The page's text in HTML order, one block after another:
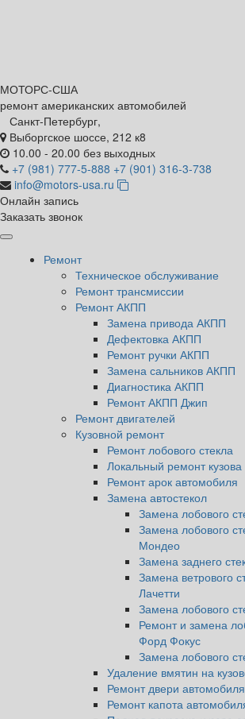
МОТОРС-США
ремонт американских автомобилей
Санкт-Петербург,
Выборгское шоссе, 212 к8
10.00 - 20.00 без выходных
+7 (981) 777-5-888 +7 (901) 316-3-738
info@motors-usa.ru
Онлайн запись
Заказать звонок
Ремонт
Техническое обслуживание
Ремонт трансмиссии
Ремонт АКПП
Замена привода АКПП
Дефектовка АКПП
Ремонт ручки АКПП
Замена сальников АКПП
Диагностика АКПП
Ремонт АКПП Джип
Ремонт двигателей
Кузовной ремонт
Ремонт лобового стекла
Локальный ремонт кузова
Ремонт арок автомобиля
Замена автостекол
Замена лобового
Замена лобового
Мондео
Замена заднего
Замена ветрового
Лачетти
Замена лобового
Ремонт и замена
Форд Фокус
Замена лобового
Удаление вмятин на
Ремонт двери автомобиля
Ремонт капота